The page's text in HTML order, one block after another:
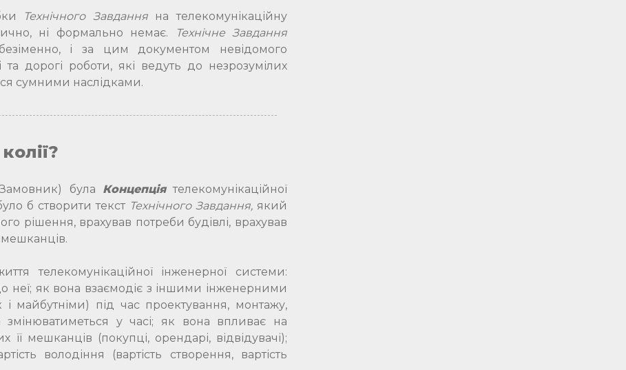
Технічного Завдання на телекомунікаційну
ні формально немає.
Технічне Завдання
і за цим документом невідомого
та дорогі роботи, які ведуть до незрозумілих
сумними наслідками.
була Концепція телекомунікаційної
б створити текст Технічного Завдання, який
рішення, врахував потреби будівлі, врахував
мешканців.
телекомунікаційної інженерної системи:
неї; як вона взаємодіє з іншими інженерними
майбутніми) під час проектування, монтажу,
змінюватиметься у часі; як вона впливає на
її мешканців (покупці, орендарі, відвідувачі);
володіння (вартість створення, вартість